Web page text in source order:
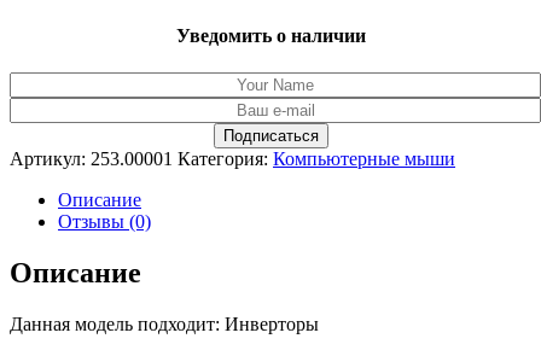
Уведомить о наличии
Артикул: 253.00001 Категория: Компьютерные мыши
Описание
Отзывы (0)
Описание
Данная модель подходит: Инверторы